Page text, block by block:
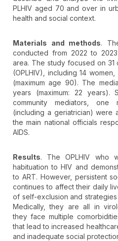
PLHIV aged 70 and over in
health and social context.
Materials and methods.
conducted from 2022 to
area. The study focused on
(OPLHIV), including 14
(maximum age 90). The
years (maximum: 22 years).
community mediators,
(including a geriatrician) were
the main national officials
AIDS.
Results. The OPLHIV who
habituation to HIV and
to ART. However, persistent
continues to affect their daily
of self-exclusion and
Medically, they are all in
they face multiple
that lead to increased
and inadequate social